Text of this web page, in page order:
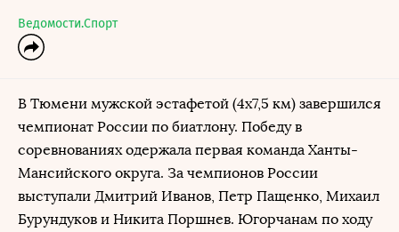
Ведомости.Спорт
В Тюмени мужской эстафетой (4x7,5 км) завершился
чемпионат России по биатлону. Победу в
соревнованиях одержала первая команда Ханты-
Мансийского округа. За чемпионов России
выступали Дмитрий Иванов, Петр Пащенко, Михаил
Бурундуков и Никита Поршнев. Югорчанам по ходу